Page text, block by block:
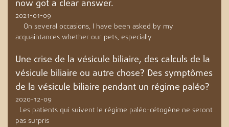
now got a clear answer.
2021-01-09
On several occasions, I have been asked by my
acquaintances whether our pets, especially
Une crise de la vésicule biliaire, des calculs de la
vésicule biliaire ou autre chose? Des symptômes
de la vésicule biliaire pendant un régime paléo?
2020-12-09
Les patients qui suivent le régime paléo-cétogène ne seront
pas surpris